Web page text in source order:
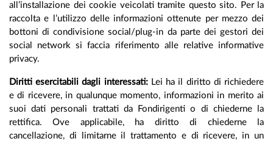
all’installazione dei cookie veicolati tramite questo sito. Per la
raccolta e l’utilizzo delle informazioni ottenute per mezzo dei
bottoni di condivisione social/plug-in da parte dei gestori dei
social network si faccia riferimento alle relative informative
privacy.
Diritti esercitabili dagli interessati:Lei ha il diritto di richiedere
e di ricevere, in qualunque momento, informazioni in merito ai
suoi dati personali trattati da Fondirigenti o di chiederne la
rettifica. Ove applicabile, ha diritto di chiederne la
cancellazione, di limitarne il trattamento e di ricevere, in un